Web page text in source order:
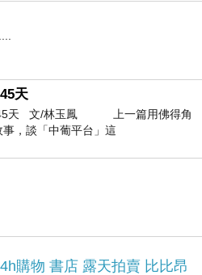
- 316L白鋼時尚造型對戒
果，還有哪裡買最便宜划
質有保障又有七天鑑
退貨也不用擔心買
白鋼時尚造型對戒(單售
天
45天 文/林玉鳳 上一篇用佛得角
事，談「中葡平台」這
購物 書店 露天拍賣 比比昂